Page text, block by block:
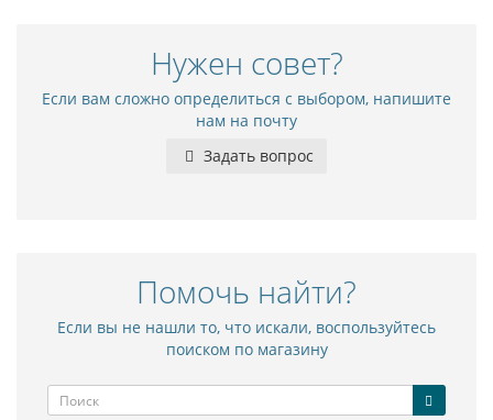
Нужен совет?
Если вам сложно определиться с выбором, напишите
нам на почту
Задать вопрос
Помочь найти?
Если вы не нашли то, что искали, воспользуйтесь
поиском по магазину